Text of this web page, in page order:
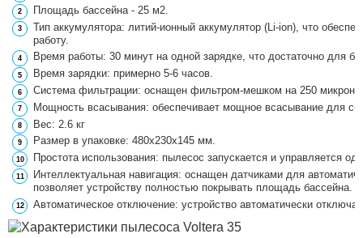
Площадь бассейна - 25 м2.
Тип аккумулятора: литий-ионный аккумулятор (Li-ion), что
работу.
Время работы: 30 минут на одной зарядке, что достаточно для
Время зарядки: примерно 5-6 часов.
Система фильтрации: оснащен фильтром-мешком на 250 микрон
Мощность всасывания: обеспечивает мощное всасывание для
Вес: 2.6 кг
Размер в упаковке: 480х230х145 мм.
Простота использования: пылесос запускается и управляется
Интеллектуальная навигация: оснащен датчиками для
позволяет устройству полностью покрывать площадь бассейна.
Автоматическое отключение: устройство автоматически